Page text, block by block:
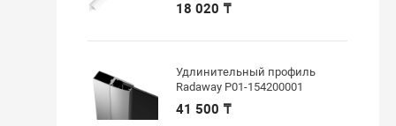
18 020 ₸
Удлинительный профиль
Radaway P01-154200001
41 500 ₸